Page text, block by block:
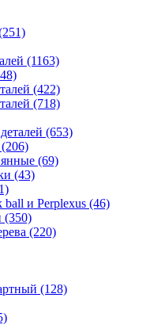
(1163)
(422)
(718)
(653)
(206)
(69)
(43)
ball и Perplexus (46)
(350)
(220)
(128)